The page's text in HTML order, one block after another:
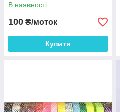
В наявності
100 ₴/моток
Купити